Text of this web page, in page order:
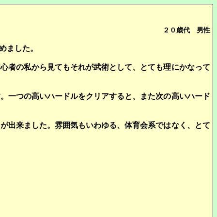
２０歳代 男性
ました。
者の私から見てもそれが武術として、とても理にかなって
一つの高いハードルをクリアすると、また次の高いハード
出来ました。雰囲気もいわゆる、体育会系ではなく、とて